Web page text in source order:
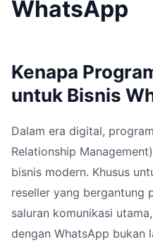
WhatsApp
Kenapa
untuk Bisnis
Dalam era digital,
Relationship
bisnis modern. Khusus
reseller yang bergantung
saluran komunikasi
dengan WhatsApp bukan